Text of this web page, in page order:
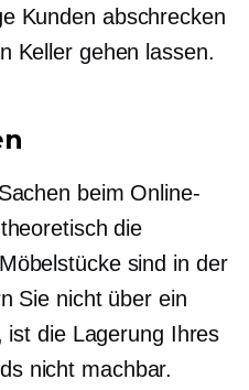
Kunden abschrecken
Keller gehen lassen.
beim Online-
die
sind in der
Sie nicht über ein
ist die Lagerung Ihres
nicht machbar.